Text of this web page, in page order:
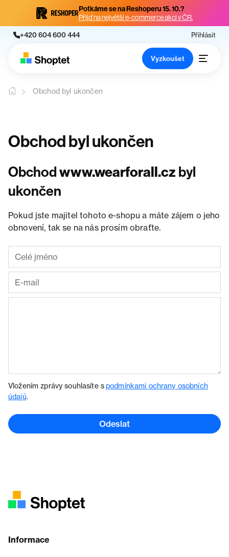
Potkáme se na Reshoperu 15. 10.?
Přijď na největší e-commerce akci v ČR.
+420 604 600 444 Přihlásit
Vyzkoušet
Obchod byl ukončen
Obchod byl ukončen
Obchodwww.wearforall.cz byl
ukončen
Pokud jste majitel tohoto e-shopu a máte zájem o jeho
obnovení, tak se na nás prosím obraťte.
Vložením zprávy souhlasíte spodmínkami ochrany osobních
údajů.
Odeslat
Informace